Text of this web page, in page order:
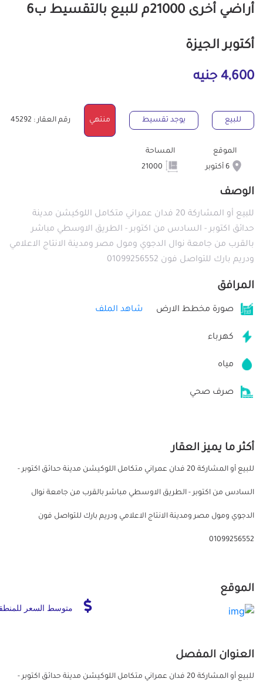
أراضي أخرى 21000م للبيع بالتقسيط ب6
أكتوبر الجيزة
4,600 جنيه
للبيع يوجد تقسيط منتهي رقم العقار : 45292
الموقع
6 أكتوبر
المساحة
الوصف
للبيع أو المشاركة 20 فدان عمراني متكامل اللوكيشن مدينة
حدائق اكتوبر - السادس من اكتوبر - الطريق الاوسطي مباشر
بالقرب من جامعة نوال الدجوي ومول مصر ومدينة الانتاج الاعلامي
ودريم بارك للتواصل فون 01099256552
المرافق
صورة مخطط الارض شاهد الملف
كهرباء
مياه
صرف صحي
أكثر ما يميز العقار
للبيع أو المشاركة 20 فدان عمراني متكامل اللوكيشن مدينة حدائق اكتوبر -
السادس من اكتوبر - الطريق الاوسطي مباشر بالقرب من جامعة نوال
الدجوي ومول مصر ومدينة الانتاج الاعلامي ودريم بارك للتواصل فون
01099256552
الموقع
متوسط السعر
العنوان المفصل
للبيع أو المشاركة 20 فدان عمراني متكامل اللوكيشن مدينة حدائق اكتوبر -